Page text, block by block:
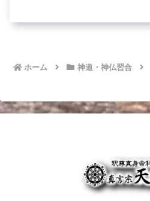
ホーム 神道・神仏習合